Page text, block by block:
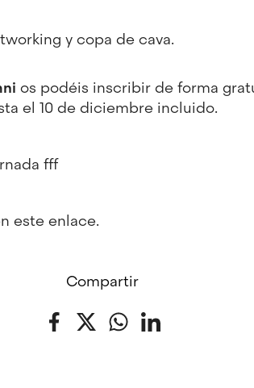
y copa de cava.
os podéis inscribir de forma
el 10 de diciembre incluido.
este enlace.
Compartir
Facebook
TwitterWhatsApp
LinkedIn